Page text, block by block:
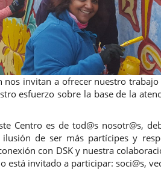
nos invitan a ofrecer nuestro
esfuerzo sobre la base de la
Centro es de tod@s nosotr@s,
de ser más partícipes y
con DSK y nuestra
está invitado a participar: soci@s,